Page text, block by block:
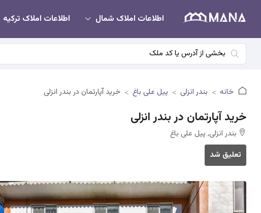
اطلاعات املاک شمال اطلاعات املاک ترکیه
خانه بندر انزلی پیل علی باغ خرید آپارتمان در بندر انزلی
خرید آپارتمان در بندر انزلی
بندر انزلی, پیل علی باغ
تعلیق شد